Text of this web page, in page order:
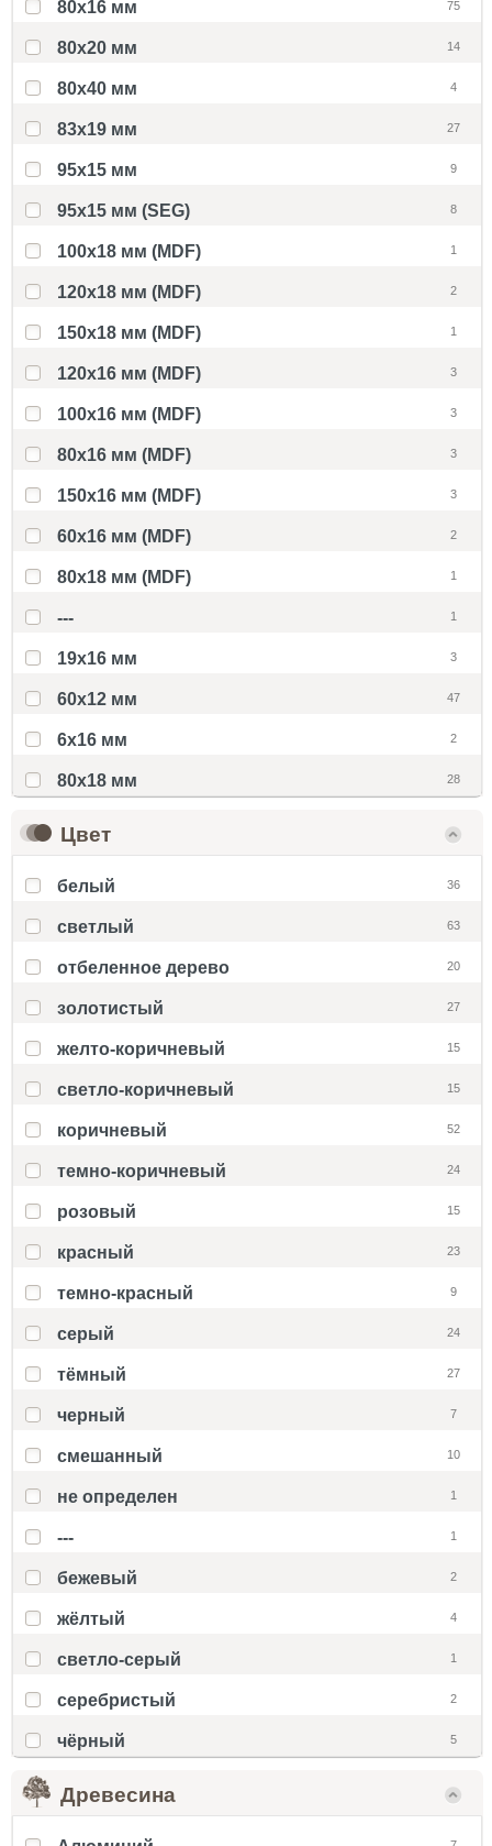
80x16 мм 75
80x20 мм 14
80x40 мм 4
83x19 мм 27
95x15 мм 9
95x15 мм (SEG) 8
100x18 мм (MDF) 1
120x18 мм (MDF) 2
150x18 мм (MDF) 1
120x16 мм (MDF) 3
100x16 мм (MDF) 3
80x16 мм (MDF) 3
150x16 мм (MDF) 3
60x16 мм (MDF) 2
80x18 мм (MDF) 1
--- 1
19х16 мм 3
60x12 мм 47
6x16 мм 2
80х18 мм 28
Цвет
белый 36
светлый 63
отбеленное дерево 20
золотистый 27
желто-коричневый 15
светло-коричневый 15
коричневый 52
темно-коричневый 24
розовый 15
красный 23
темно-красный 9
серый 24
тёмный 27
черный 7
смешанный 10
не определен 1
--- 1
бежевый 2
жёлтый 4
светло-серый 1
серебристый 2
чёрный 5
Древесина